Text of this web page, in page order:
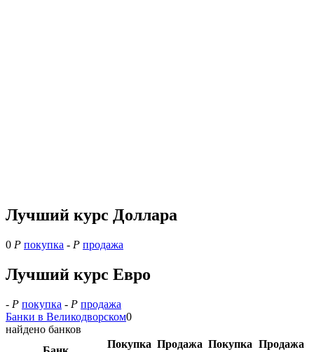
Лучший курс Доллара
0 Р покупка - Р продажа
Лучший курс Евро
- Р покупка - Р продажа
Банки в Великодворском0
найдено банков
Покупка Продажа Покупка Продажа